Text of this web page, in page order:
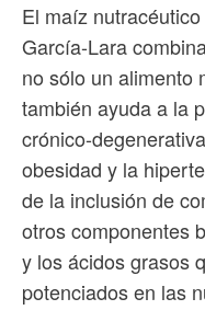
El maíz
García-Lara
no sólo un alimento
también ayuda a la
crónico-
obesidad y la
de la inclusión de
otros componentes
y los ácidos grasos
potenciados en las